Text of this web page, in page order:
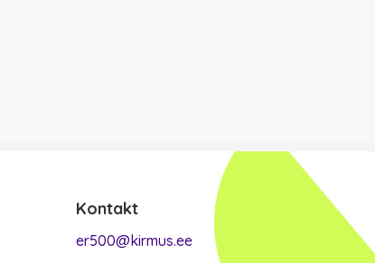
Kontakt
er500@kirmus.ee